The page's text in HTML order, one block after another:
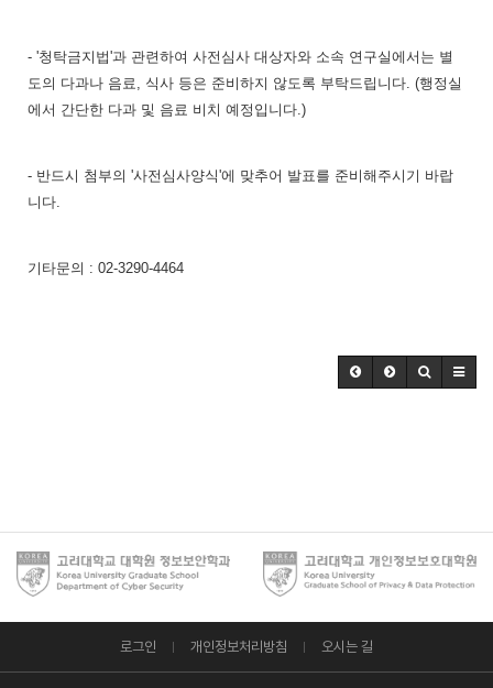
- '청탁금지법'과 관련하여 사전심사 대상자와 소속 연구실에서는 별
도의 다과나 음료, 식사 등은 준비하지 않도록 부탁드립니다. (행정실
에서 간단한 다과 및 음료 비치 예정입니다.)
- 반드시 첨부의 '사전심사양식'에 맞추어 발표를 준비해주시기 바랍
니다.
기타문의 : 02-3290-4464
로그인 개인정보처리방침 오시는 길